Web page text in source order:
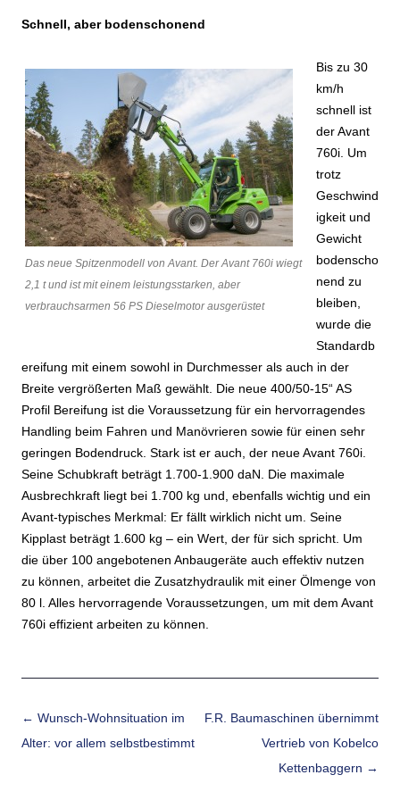
Schnell, aber bodenschonend
Das neue Spitzenmodell von Avant. Der Avant 760i wiegt
2,1 t und ist mit einem leistungsstarken, aber
verbrauchsarmen 56 PS Dieselmotor ausgerüstet
Bis zu 30
km/h
schnell ist
der Avant
760i. Um
trotz
Geschwind
igkeit und
Gewicht
bodenscho
nend zu
bleiben,
wurde die
Standardb
ereifung mit einem sowohl in Durchmesser als auch in der
Breite vergrößerten Maß gewählt. Die neue 400/50-15“ AS
Profil Bereifung ist die Voraussetzung für ein hervorragendes
Handling beim Fahren und Manövrieren sowie für einen sehr
geringen Bodendruck. Stark ist er auch, der neue Avant 760i.
Seine Schubkraft beträgt 1.700-1.900 daN. Die maximale
Ausbrechkraft liegt bei 1.700 kg und, ebenfalls wichtig und ein
Avant-typisches Merkmal: Er fällt wirklich nicht um. Seine
Kipplast beträgt 1.600 kg – ein Wert, der für sich spricht. Um
die über 100 angebotenen Anbaugeräte auch effektiv nutzen
zu können, arbeitet die Zusatzhydraulik mit einer Ölmenge von
80 l. Alles hervorragende Voraussetzungen, um mit dem Avant
760i effizient arbeiten zu können.
Beitrags-Navigation
← Wunsch-Wohnsituation im
Alter: vor allem selbstbestimmt
F.R. Baumaschinen übernimmt
Vertrieb von Kobelco
Kettenbaggern →